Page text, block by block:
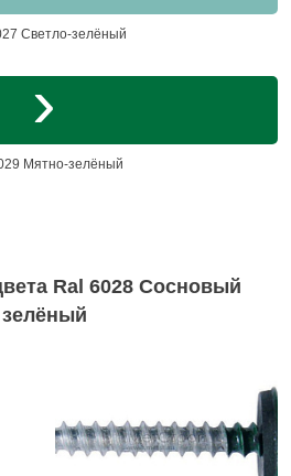
Светло-зелёный
Мятно-зелёный
Ral 6028 Сосновый
зелёный